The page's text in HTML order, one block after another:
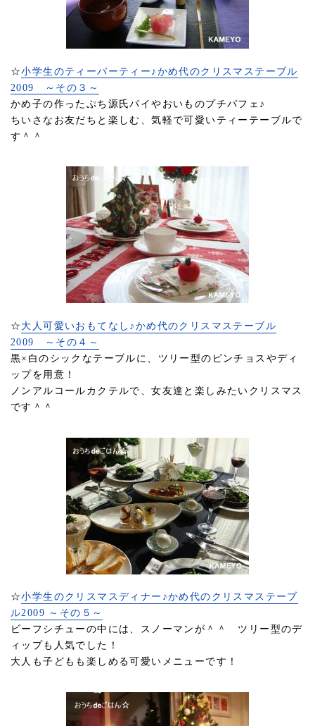
☆小学生のティーパーティー♪かめ代のクリスマステーブル
2009 ～その３～
かめ子の作ったぷち源氏パイやおいものプチパフェ♪
ちいさなお友だちと楽しむ、気軽で可愛いティーテーブルで
す＾＾
☆ 大人可愛いおもてなし♪かめ代のクリスマステーブル
2009 ～その４～
黒×白のシックなテーブルに、ツリー型のピンチョスやディ
ップを用意！
ノンアルコールカクテルで、女友達と楽しみたいクリスマス
です＾＾
☆小学生のクリスマスディナー♪かめ代のクリスマステーブ
ル2009 ～その５～
ビーフシチューの中には、スノーマンが＾＾ ツリー型のデ
ィップも人気でした！
大人も子どもも楽しめる可愛いメニューです！